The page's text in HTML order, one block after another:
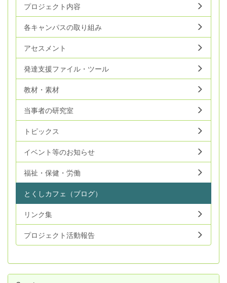
プロジェクト内容
各キャンパスの取り組み
アセスメント
発達支援ファイル・ツール
教材・素材
当事者の研究室
トピックス
イベント等のお知らせ
福祉・保健・労働
とくしカフェ（ブログ）
リンク集
プロジェクト活動報告